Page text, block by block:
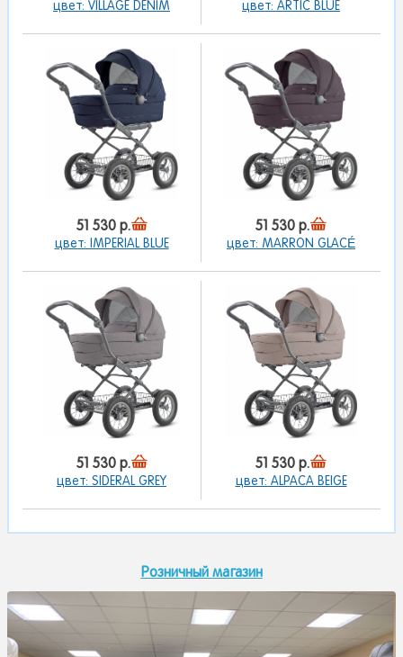
цвет: VILLAGE DENIM цвет: ARTIC BLUE
51 530 р.
цвет: IMPERIAL BLUE
51 530 р.
цвет: MARRON GLACÉ
51 530 р.
цвет: SIDERAL GREY
51 530 р.
цвет: ALPACA BEIGE
Розничный магазин